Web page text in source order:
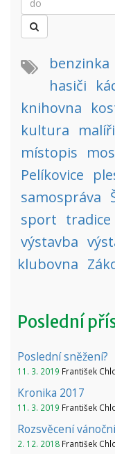
benzinka
hasiči
knihovna
kultura malíři
místopis
Pelíkovice
samospráva
sport tradice
výstavba
klubovna
Poslední
Poslední sněžení?
11. 3. 2019 František
Kronika 2017
11. 3. 2019 František
Rozsvěcení
2. 12. 2018 František